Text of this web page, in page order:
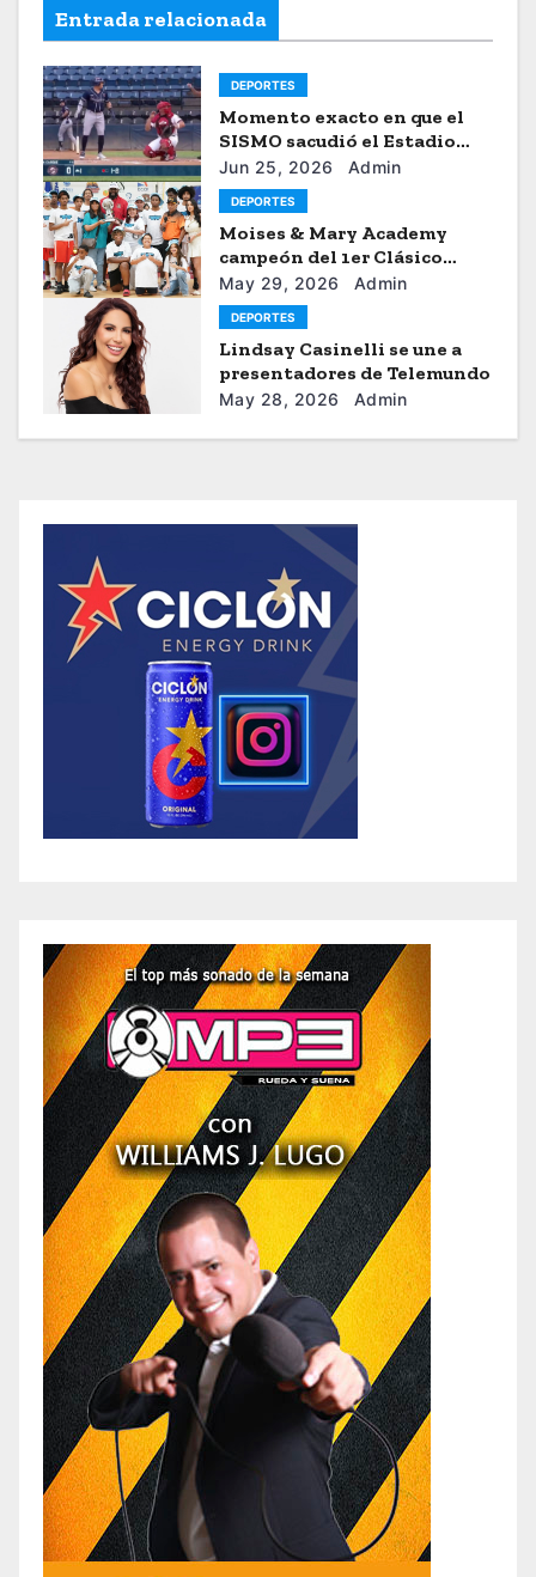
Entrada relacionada
DEPORTES
Momento exacto en que el
SISMO sacudió el Estadio
Universitario de Caracas
Jun 25, 2026 Admin
DEPORTES
Moises & Mary Academy
campeón del 1er Clásico
Internacional Ercilio-Tony-
Astacio de la HBA
May 29, 2026 Admin
DEPORTES
Lindsay Casinelli se une a
presentadores de Telemundo
May 28, 2026 Admin